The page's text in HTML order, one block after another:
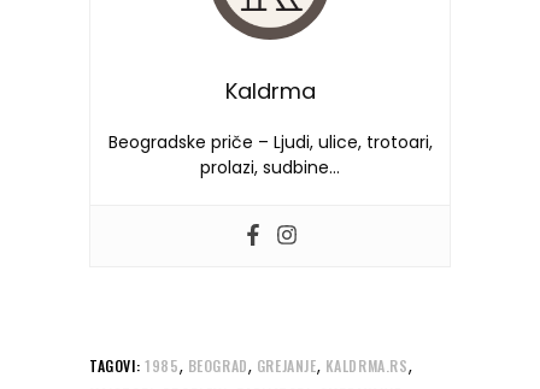
Kaldrma
Beogradske priče – Ljudi, ulice, trotoari,
prolazi, sudbine…
TAGOVI: 1985, BEOGRAD, GREJANJE, KALDRMA.RS,